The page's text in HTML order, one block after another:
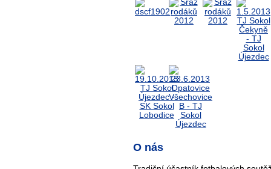
O nás